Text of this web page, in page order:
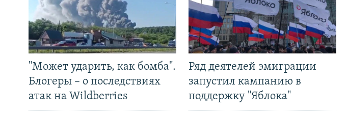
"Может ударить, как бомба".
Блогеры – о последствиях
атак на Wildberries
Ряд деятелей эмиграции
запустил кампанию в
поддержку "Яблока"